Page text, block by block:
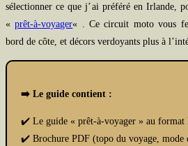
sélectionner ce que j’ai préféré en Irlande,
«prêt-à-voyager« . Ce circuit moto vous
bord de côte, et décors verdoyants plus à
➡️ Le guide contient :
✔️ Le guide « prêt-à-voyager » au format
✔️ Brochure PDF (topo du voyage, mode